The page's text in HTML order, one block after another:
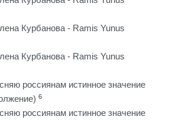
Курбанова - Ramis Yunus
Курбанова - Ramis Yunus
россиянам истинное значение
6
россиянам истинное значение